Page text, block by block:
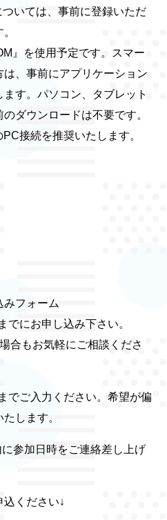
いては、事前に登録いただ
』を使用予定です。スマー
は、事前にアプリケーション
す。パソコン、タブレット
ダウンロードは不要です。
接続を推奨いたします。
フォーム
にお申し込み下さい。
合もお気軽にご相談くださ
でご入力ください。希望が偏
します。
参加日時をご連絡差し上げ
ください↓